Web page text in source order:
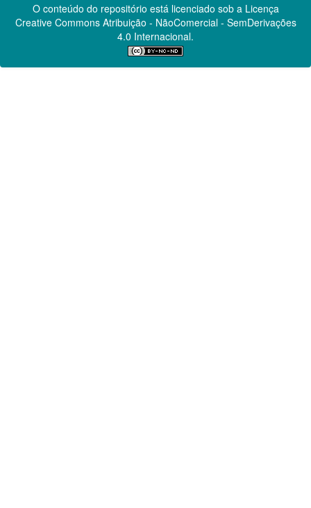
O conteúdo do repositório está licenciado sob a Licença
Creative CommonsAtribuição - NãoComercial - SemDerivações
4.0 Internacional.